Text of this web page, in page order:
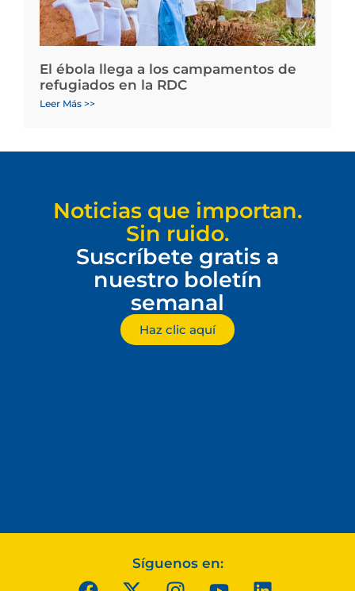
El ébola llega a los campamentos de
refugiados en la RDC
Leer Más >>
Noticias que importan.
Sin ruido.
Suscríbete gratis a
nuestro boletín
semanal
Haz clic aquí
Síguenos en: